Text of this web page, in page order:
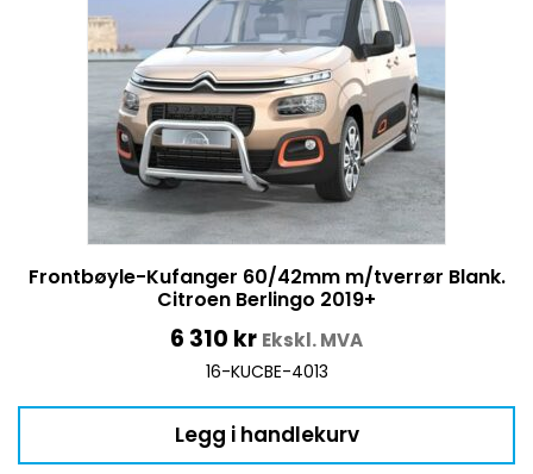
Frontbøyle-Kufanger 60/42mm m/tverrør Blank.
Citroen Berlingo 2019+
6 310 kr Ekskl. MVA
16-KUCBE-4013
Legg i handlekurv